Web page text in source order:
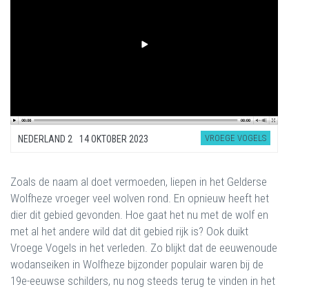
NEDERLAND 2 14 OKTOBER 2023 VROEGE VOGELS
Zoals de naam al doet vermoeden, liepen in het Gelderse
Wolfheze vroeger veel wolven rond. En opnieuw heeft het
dier dit gebied gevonden. Hoe gaat het nu met de wolf en
met al het andere wild dat dit gebied rijk is? Ook duikt
Vroege Vogels in het verleden. Zo blijkt dat de eeuwenoude
wodanseiken in Wolfheze bijzonder populair waren bij de
19e-eeuwse schilders, nu nog steeds terug te vinden in het